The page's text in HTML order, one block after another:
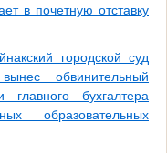
в почетную отставку
городской суд
обвинительный
бухгалтера
образовательных